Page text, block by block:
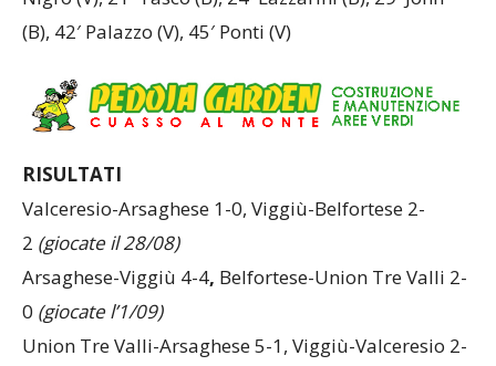
RISULTATI
Valceresio-Arsaghese 1-0, Viggiù-Belfortese 2-
2(giocate il 28/08)
Arsaghese-Viggiù 4-4
0(giocate l’1/09)